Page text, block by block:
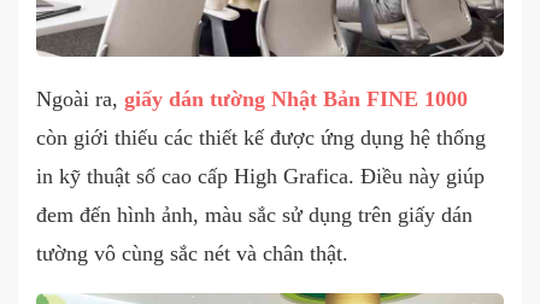
Ngoài ra, giấy dán tường Nhật Bản FINE 1000
còn giới thiếu các thiết kế được ứng dụng hệ thống
in kỹ thuật số cao cấp High Grafica. Điều này giúp
đem đến hình ảnh, màu sắc sử dụng trên giấy dán
tường vô cùng sắc nét và chân thật.